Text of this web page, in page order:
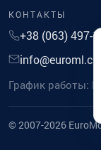
КОНТАКТЫ
+38 (063) 497-
График работы:
© 2007-2026